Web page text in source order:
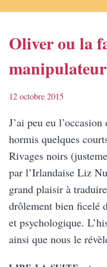
Oliver ou la
manipulateur
12 octobre 2015
J’ai peu eu
hormis quelques
Rivages noirs
par l’Irlandaise Liz
grand plaisir à
drôlement bien ficelé
et psychologique.
ainsi que nous le